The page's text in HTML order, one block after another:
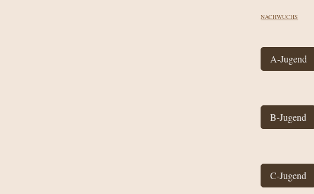
NACHWUCHS
A-Jugend
B-Jugend
C-Jugend